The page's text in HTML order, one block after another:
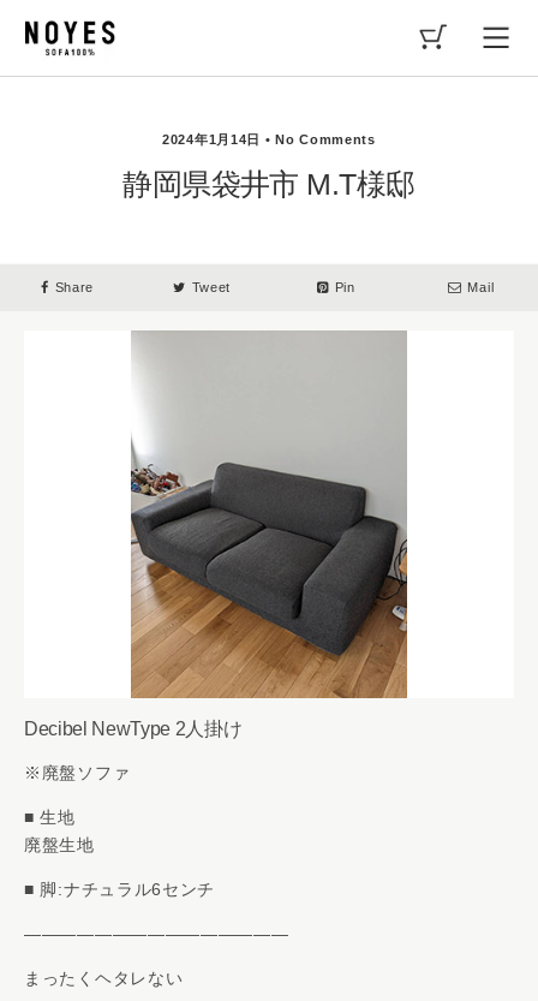
2024年1月14日 • No Comments
静岡県袋井市 M.T様邸
Share Tweet Pin Mail
Decibel NewType 2人掛け
※廃盤ソファ
■ 生地
廃盤生地
■ 脚:ナチュラル6センチ
———————————————
まったくヘタレない